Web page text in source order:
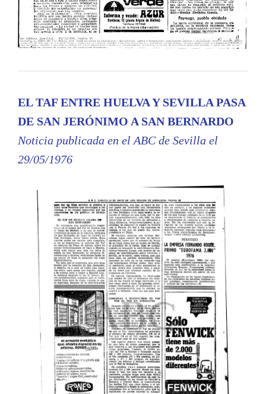
EL TAF ENTRE HUELVA Y SEVILLA PASA
DE SAN JERÓNIMO A SAN BERNARDO
Noticia publicada en el ABC de Sevilla el
29/05/1976